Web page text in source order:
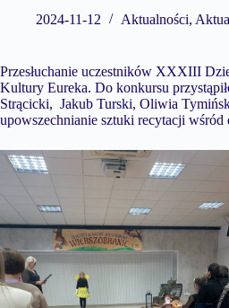
2024-11-12 Aktualności,
Przesłuchanie uczestników XXXIII
Kultury Eureka. Do konkursu
Strącicki, Jakub Turski, Oliwia
upowszechnianie sztuki recytacji